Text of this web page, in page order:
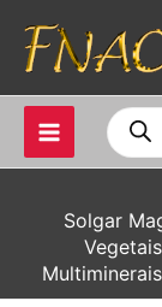
para
conteúdo
Solgar